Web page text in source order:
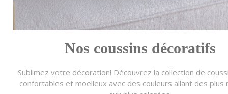
Nos coussins décoratifs
Sublimez votre décoration! Découvrez la collection de
confortables et moelleux avec des couleurs allant des plus